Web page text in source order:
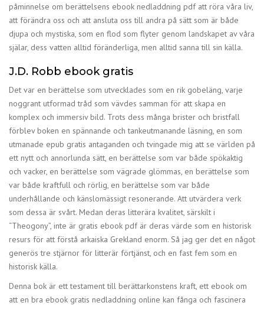
påminnelse om berättelsens ebook nedladdning pdf att röra våra liv,
att förändra oss och att ansluta oss till andra på sätt som är både
djupa och mystiska, som en flod som flyter genom landskapet av våra
själar, dess vatten alltid föränderliga, men alltid sanna till sin källa.
J.D. Robb ebook gratis
Det var en berättelse som utvecklades som en rik gobeläng, varje
noggrant utformad tråd som vävdes samman för att skapa en
komplex och immersiv bild. Trots dess många brister och bristfall
förblev boken en spännande och tankeutmanande läsning, en som
utmanade epub gratis antaganden och tvingade mig att se världen på
ett nytt och annorlunda sätt, en berättelse som var både spökaktig
och vacker, en berättelse som vägrade glömmas, en berättelse som
var både kraftfull och rörlig, en berättelse som var både
underhållande och känslomässigt resonerande. Att utvärdera verk
som dessa är svårt. Medan deras litterära kvalitet, särskilt i
“Theogony”, inte är gratis ebook pdf är deras värde som en historisk
resurs för att förstå arkaiska Grekland enorm. Så jag ger det en något
generös tre stjärnor för litterär förtjänst, och en fast fem som en
historisk källa.
Denna bok är ett testament till berättarkonstens kraft, ett ebook om
att en bra ebook gratis nedladdning online kan fånga och fascinera